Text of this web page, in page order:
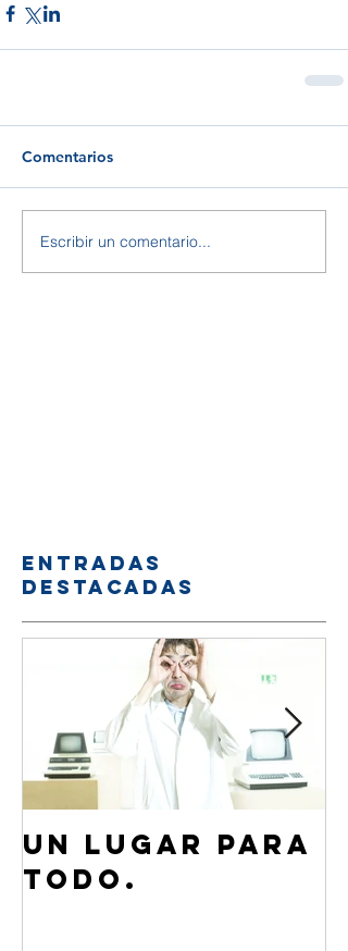
Comentarios
Escribir un comentario...
Entradas
destacadas
Un lugar para
todo.